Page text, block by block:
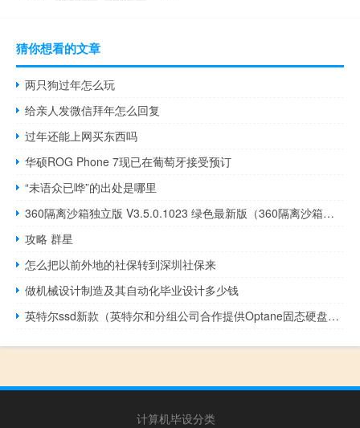
猜你想看的文章
两只狗过年怎么玩
给亲人发微信拜年怎么回复
过年还能上网买东西吗
华硕ROG Phone 7现已在葡萄牙接受预订
“未语众已哗”的出处是哪里
360隔离沙箱独立版 V3.5.0.1023 绿色最新版（360隔离沙箱独立版 V3.5.0.1023 绿色最新版功能简介）
攻略 群星
怎么把以前外地的社保转到深圳社保来
做机械设计制造及其自动化毕业设计多少钱
英特尔ssd新款（英特尔和分组公司合作提供Optane固态硬盘的免费访问）
计算机毕设分类